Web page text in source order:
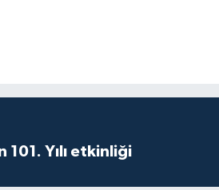
Yılı etkinliği